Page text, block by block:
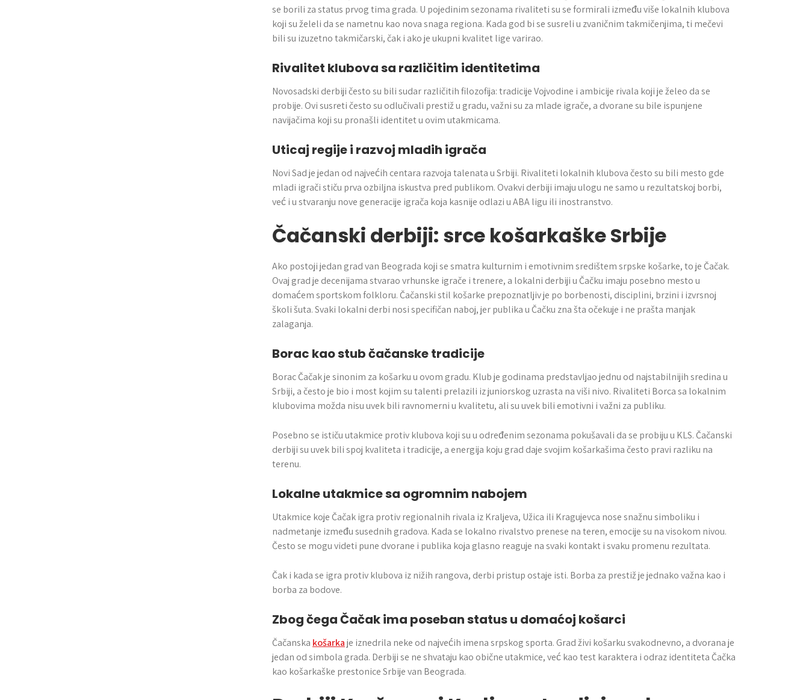
se borili za status prvog tima grada. U pojedinim sezonama rivaliteti su se formirali između više lokalnih klubova
koji su želeli da se nametnu kao nova snaga regiona. Kada god bi se susreli u zvaničnim takmičenjima, ti mečevi
bili su izuzetno takmičarski, čak i ako je ukupni kvalitet lige varirao.
Rivalitet klubova sa različitim identitetima
Novosadski derbiji često su bili sudar različitih filozofija: tradicije Vojvodine i ambicije rivala koji je želeo da se
probije. Ovi susreti često su odlučivali prestiž u gradu, važni su za mlade igrače, a dvorane su bile ispunjene
navijačima koji su pronašli identitet u ovim utakmicama.
Uticaj regije i razvoj mladih igrača
Novi Sad je jedan od najvećih centara razvoja talenata u Srbiji. Rivaliteti lokalnih klubova često su bili mesto gde
mladi igrači stiču prva ozbiljna iskustva pred publikom. Ovakvi derbiji imaju ulogu ne samo u rezultatskoj borbi,
već i u stvaranju nove generacije igrača koja kasnije odlazi u ABA ligu ili inostranstvo.
Čačanski derbiji: srce košarkaške Srbije
Ako postoji jedan grad van Beograda koji se smatra kulturnim i emotivnim središtem srpske košarke, to je Čačak.
Ovaj grad je decenijama stvarao vrhunske igrače i trenere, a lokalni derbiji u Čačku imaju posebno mesto u
domaćem sportskom folkloru. Čačanski stil košarke prepoznatljiv je po borbenosti, disciplini, brzini i izvrsnoj
školi šuta. Svaki lokalni derbi nosi specifičan naboj, jer publika u Čačku zna šta očekuje i ne prašta manjak
zalaganja.
Borac kao stub čačanske tradicije
Borac Čačak je sinonim za košarku u ovom gradu. Klub je godinama predstavljao jednu od najstabilnijih sredina u
Srbiji, a često je bio i most kojim su talenti prelazili iz juniorskog uzrasta na viši nivo. Rivaliteti Borca sa lokalnim
klubovima možda nisu uvek bili ravnomerni u kvalitetu, ali su uvek bili emotivni i važni za publiku.
Posebno se ističu utakmice protiv klubova koji su u određenim sezonama pokušavali da se probiju u KLS. Čačanski
derbiji su uvek bili spoj kvaliteta i tradicije, a energija koju grad daje svojim košarkašima često pravi razliku na
terenu.
Lokalne utakmice sa ogromnim nabojem
Utakmice koje Čačak igra protiv regionalnih rivala iz Kraljeva, Užica ili Kragujevca nose snažnu simboliku i
nadmetanje između susednih gradova. Kada se lokalno rivalstvo prenese na teren, emocije su na visokom nivou.
Često se mogu videti pune dvorane i publika koja glasno reaguje na svaki kontakt i svaku promenu rezultata.
Čak i kada se igra protiv klubova iz nižih rangova, derbi pristup ostaje isti. Borba za prestiž je jednako važna kao i
borba za bodove.
Zbog čega Čačak ima poseban status u domaćoj košarci
Čačanska košarkaje iznedrila neke od najvećih imena srpskog sporta. Grad živi košarku svakodnevno, a dvorana je
jedan od simbola grada. Derbiji se ne shvataju kao obične utakmice, već kao test karaktera i odraz identiteta Čačka
kao košarkaške prestonice Srbije van Beograda.